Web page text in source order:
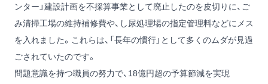
ンター」建設計画を不採算事業として廃止したのを皮切りに、ご
み清掃工場の維持補修費や、し尿処理場の指定管理料などにメス
を入れました。これらは、「長年の慣行」として多くのムダが見過
ごされていたのです。
問題意識を持つ職員の努力で、18億円超の予算節減を実現